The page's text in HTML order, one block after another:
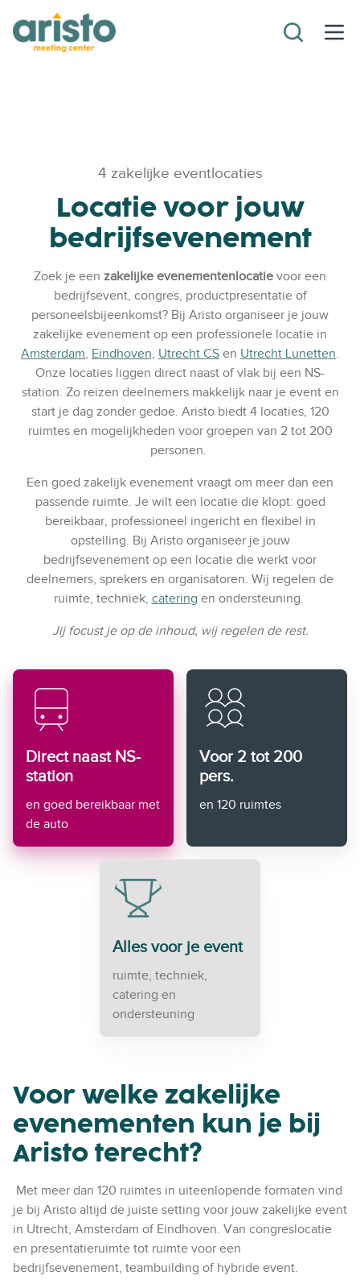
4 zakelijke eventlocaties
Locatie voor jouw
bedrijfsevenement
Zoek je een zakelijke evenementenlocatie voor een
bedrijfsevent, congres, productpresentatie of
personeelsbijeenkomst? Bij Aristo organiseer je jouw
zakelijke evenement op een professionele locatie in
Amsterdam, Eindhoven, Utrecht CS en Utrecht Lunetten.
Onze locaties liggen direct naast of vlak bij een NS-
station. Zo reizen deelnemers makkelijk naar je event en
start je dag zonder gedoe. Aristo biedt 4 locaties, 120
ruimtes en mogelijkheden voor groepen van 2 tot 200
personen.
Een goed zakelijk evenement vraagt om meer dan een
passende ruimte. Je wilt een locatie die klopt: goed
bereikbaar, professioneel ingericht en flexibel in
opstelling. Bij Aristo organiseer je jouw
bedrijfsevenement op een locatie die werkt voor
deelnemers, sprekers en organisatoren. Wij regelen de
ruimte, techniek, catering en ondersteuning.
Jij focust je op de inhoud, wij regelen de rest.
Direct naast NS-
station
en goed bereikbaar met
de auto
Voor 2 tot 200
pers.
en 120 ruimtes
Alles voor je event
ruimte, techniek,
catering en
ondersteuning
Voor welke zakelijke
evenementen kun je bij
Aristo terecht?
Met meer dan 120 ruimtes in uiteenlopende formaten vind
je bij Aristo altijd de juiste setting voor jouw zakelijke event
in Utrecht, Amsterdam of Eindhoven. Van congreslocatie
en presentatieruimte tot ruimte voor een
bedrijfsevenement, teambuilding of hybride event.